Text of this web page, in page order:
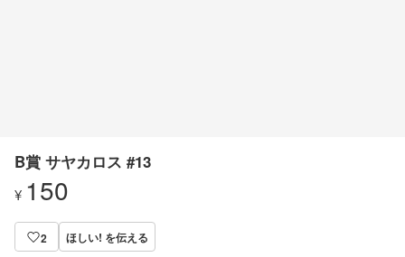
B賞 サヤカロス #13
¥ 150
2 ほしい! を伝える